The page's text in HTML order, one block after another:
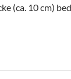
(ca. 10 cm)